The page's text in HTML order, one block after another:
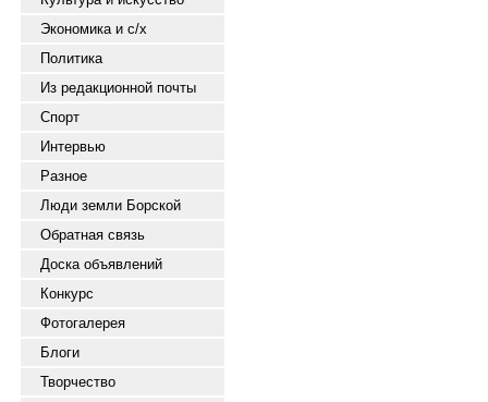
Экономика и с/х
Политика
Из редакционной почты
Спорт
Интервью
Разное
Люди земли Борской
Обратная связь
Доска объявлений
Конкурс
Фотогалерея
Блоги
Творчество